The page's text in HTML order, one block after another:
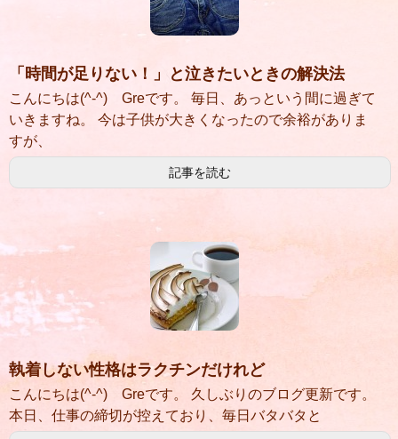
「時間が足りない！」と泣きたいときの解決法
こんにちは(^-^) Greです。 毎日、あっという間に過ぎて
いきますね。 今は子供が大きくなったので余裕がありま
すが、
記事を読む
執着しない性格はラクチンだけれど
こんにちは(^-^) Greです。 久しぶりのブログ更新です。
本日、仕事の締切が控えており、毎日バタバタと